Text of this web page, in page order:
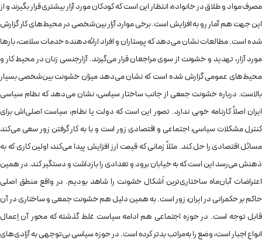
مصرف مواد و طلاق در خانواده، انتظار این است که کودکان مورد آزار بیشتری قرار بگیرند و از
این جهت هم آمار رو به افزایش است. برخی موارد آزار بین‌شخصی در محیط‌های کار گزارش
شده است. مطالعات نشان می‌دهد که پرستاران و افراد ارائه‌دهنده‌ خدمات سلامت، بارها
مورد آزار، تهدید و خشونت از سوی مراجعان قرار می‌گیرند. آزارجنسی زنان در محیط کار و
محیط‌های عمومی گزارش شده است که نشان می‌دهد میزان خشونت بین‌شخصی بسیار
بالاست. درباره خشونت جمعی از جانب ساختار سیاسی، نشان می‌دهد که نظام سیاسی
ایران اصلاً کارنامه‌ خوبی ندارد. تصور این است که دولت یا نظام، سیاست اصلی‌اش برای
کنترل مشکلات سیاسی، اجتماعی و اقتصادی زور است و با به کار گرفتن زور سعی می‌کند
مسائل اقتصادی را حل کند. مثلاً زمانی که قیمت ارز افزایش پیدا می‌کند، اولین کاری که به
ذهنش می‌رسد این است که به خیابان برود و تعدادی را بازداشت و دستگیر کند. در همین
اعتراضات آبان‌ماه ساختاری‌ترین اَشکال خشونت را شاهد بودیم. در واقع منطق اصلی
حاکم بر حکمرانی در ایران، زور است. به همین دلیل هم خشونت جمعی و ساختاری در آن
قابل توجه است. در حوزه‌ اجتماعی هم ادامه‌ سیاست غلط گذشته که محور آن اِعمال
انواع اجبار است، وضع را به‌مراتب بدتر کرده است. در حوزه سیاسی بی‌توجهی به آزادی‌های